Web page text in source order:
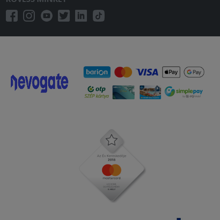
rendeltünk, most viszont csalódtunk ( a
bbq-s pizzát paradicsomos alappal
küldték,a plusz feltét nem volt rajta (